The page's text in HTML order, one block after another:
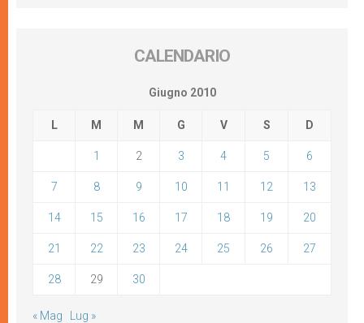
CALENDARIO
Giugno 2010
L M M G V S D
1 2 3 4 5 6
7 8 9 10 11 12 13
14 15 16 17 18 19 20
21 22 23 24 25 26 27
28 29 30
« Mag Lug »